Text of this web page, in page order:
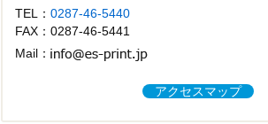
TEL：0287-46-5440
FAX：0287-46-5441
Mail：
アクセスマップ